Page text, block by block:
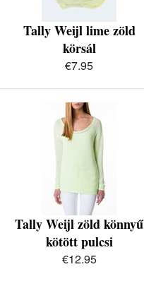
Tally Weijl lime zöld
körsál
€7.95
Tally Weijl zöld könnyű
kötött pulcsi
€12.95